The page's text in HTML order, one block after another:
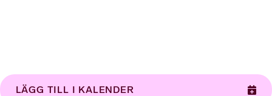
LÄGG TILL I KALENDER